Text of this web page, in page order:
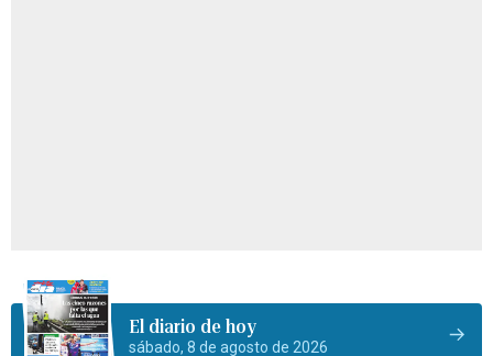
El diario de hoy
sábado, 8 de agosto de 2026